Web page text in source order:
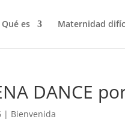
Qué es Maternidad
DANCE
| Bienvenida